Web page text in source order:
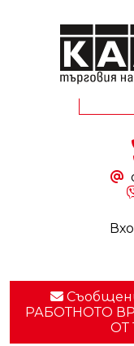
РАБОТНОТО
ОТ